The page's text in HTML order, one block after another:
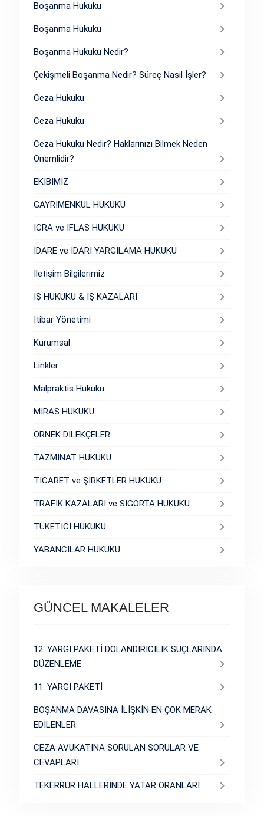
Boşanma Hukuku
Boşanma Hukuku
Boşanma Hukuku Nedir?
Çekişmeli Boşanma Nedir? Süreç Nasıl İşler?
Ceza Hukuku
Ceza Hukuku
Ceza Hukuku Nedir? Haklarınızı Bilmek Neden
Önemlidir?
EKİBİMİZ
GAYRIMENKUL HUKUKU
İCRA ve İFLAS HUKUKU
İDARE ve İDARİ YARGILAMA HUKUKU
İletişim Bilgilerimiz
İŞ HUKUKU & İŞ KAZALARI
İtibar Yönetimi
Kurumsal
Linkler
Malpraktis Hukuku
MİRAS HUKUKU
ÖRNEK DİLEKÇELER
TAZMİNAT HUKUKU
TİCARET ve ŞİRKETLER HUKUKU
TRAFİK KAZALARI ve SİGORTA HUKUKU
TÜKETİCİ HUKUKU
YABANCILAR HUKUKU
GÜNCEL MAKALELER
12. YARGI PAKETİ DOLANDIRICILIK SUÇLARINDA
DÜZENLEME
11. YARGI PAKETİ
BOŞANMA DAVASINA İLİŞKİN EN ÇOK MERAK
EDİLENLER
CEZA AVUKATINA SORULAN SORULAR VE
CEVAPLARI
TEKERRÜR HALLERİNDE YATAR ORANLARI